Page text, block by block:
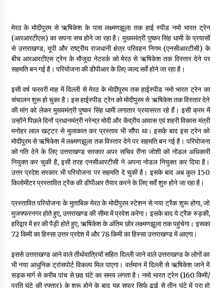
Thought Of The Day 12 May
May 12, 2022
Thought Of The Day 11 May
May 11, 2022
Thought Of The Day 10 May
May 10, 2022
Thought Of The Day 9 May
मेरठ के मोदीपुरम से ऋषिकेश के पास लक्ष्मणझूला तक हाई स्पीड नमो भारत ट्रेन
(आरआरटीएस) का सपना सच होने जा रहा है। मुख्यमंत्री पुष्कर सिंह धामी के प्रयासों
से उत्तराखण्ड, यूपी और राष्ट्रीय राजधानी क्षेत्र परिवहन निगम (एनसीआरटीसी) के
बीच आरआरटीएस ट्रेन के मौजूदा नेटवर्क को मेरठ से ऋषिकेश तक विस्तार देने पर
सहमति बन गई है। परियोजना की डीपीआर के लिए जल्द सर्वे होने जा रहा है।
इसी वर्ष फरवरी माह में दिल्ली से मेरठ के मोदीपुरम तक हाईस्पीड नमो भारत ट्रेन का
संचालन शुरू हो चुका है। इस हाईस्पीड ट्रेन को मोदीपुरम से ऋषिकेश तक विस्तार देने
की मांग को लेकर मुख्यमंत्री पुष्कर सिंह धामी लगातार प्रयासरत रहे हैं। इसी क्रम में
उन्होंने पिछले दिनों प्रधानमंत्री नरेन्द्र मोदी और केंद्रीय आवास एवं शहरी विकास मंत्री
मनोहर लाल खट्टर से मुलाकात कर प्रस्ताव भी सौंपा था। इसके बाद इस ट्रेन को
मोदीपुरम से ऋषिकेश में लक्ष्मणझूला तक विस्तार देने पर सहमति बन गई है। परियोजना
को गति देने के लिए उत्तराखण्ड सरकार अपर सचिव रीना जोशी को नोडल अधिकारी
नियुक्त कर चुकी है, इसी तरह एनसीआरटीसी ने अपना नोडल नियुक्त कर दिया है।
उत्तर प्रदेश सरकार भी परियोजना पर सहमति दे चुकी है। इसके बाद अब कुल 150
किलोमीटर प्रस्तावित ट्रैक की डीपीआर तैयार करने के लिए सर्वे शुरु होने जा रहा है।
प्रस्तावित परियोजना के मुताबिक मेरठ के मोदीपुरम स्टेशन से नया ट्रैक शुरू होगा, जो
मुजफ्फरनगर होते हुए, उत्तराखण्ड की सीमा में प्रवेश करेगा। इसके बाद ये ट्रैक रुड़की,
हरिद्वार में हर की पैड़ी होते हुए, ऋषिकेश के अंतिम छोर लक्ष्मणझूला तक पहुंचेगा। इसका
72 किमी का हिस्सा उत्तर प्रदेश में और 78 किमी का हिस्सा उत्तराखण्ड में आएगा।
इससे उत्तराखण्ड आने वाले तीर्थयात्रियों सहित दिल्ली जाने वाले उत्तराखण्ड के लोगों का
भी नया आधुनिक ट्रांसपोर्ट विकल्प मिल पाएगा। वर्तमान में दिल्ली से ऋषिकेश जाने में
सड़क मार्ग से करीब पांच से छह घंटे का समय लगता है। नमो भारत ट्रेन (160 किमी/
प्रति घंटे की रफ्तार) के शुरू होने के बाद यह सफर सिर्फ ढाई से तीन घंटे में पूरा हो